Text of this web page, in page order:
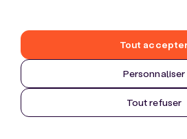
Personnaliser
Tout refuser
Tout